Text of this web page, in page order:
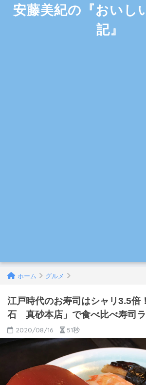
安藤美紀の『おいし
記』
ホーム グルメ
江戸時代のお寿司はシャリ3.5倍
石 真砂本店」で食べ比べ寿司
2020/08/16 51秒